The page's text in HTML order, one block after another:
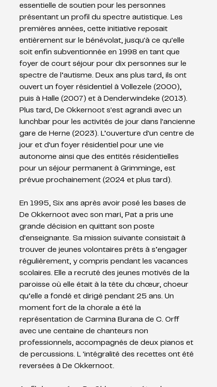
essentielle de soutien pour les personnes
présentant un profil du spectre autistique. Les
premières années, cette initiative reposait
entièrement sur le bénévolat, jusqu'à ce qu'elle
soit enfin subventionnée en 1998 en tant que
foyer de court séjour pour dix personnes sur le
spectre de l’autisme. Deux ans plus tard, ils ont
ouvert un foyer résidentiel à Vollezele (2000),
puis à Halle (2007) et à Denderwindeke (2013).
Plus tard, De Okkernoot s'est agrandi avec un
lunchbar pour les activités de jour dans l'ancienne
gare de Herne (2023). L’ouverture d'un centre de
jour et d'un foyer résidentiel pour une vie
autonome ainsi que des entités résidentielles
pour un séjour permanent à Grimminge, est
prévue prochainement (2024 et plus tard).
En 1995, Six ans après avoir posé les bases de
De Okkernoot avec son mari, Pat a pris une
grande décision en quittant son poste
d'enseignante. Sa mission suivante consistait à
trouver de jeunes volontaires prêts à s’engager
régulièrement, y compris pendant les vacances
scolaires. Elle a recruté des jeunes motivés de la
paroisse où elle était à la tête du chœur, choeur
qu’elle a fondé et dirigé pendant 25 ans. Un
moment fort de la chorale a été la
représentation de Carmina Burana de C. Orff
avec une centaine de chanteurs non
professionnels, accompagnés de deux pianos et
de percussions. L 'intégralité des recettes ont été
reversées à De Okkernoot.